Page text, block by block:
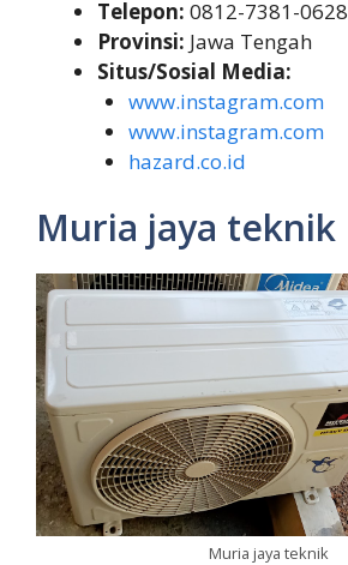
Telepon: 0812-7381-0628
Provinsi: Jawa Tengah
Situs/Sosial Media:
www.instagram.com
www.instagram.com
hazard.co.id
Muria jaya teknik
Muria jaya teknik